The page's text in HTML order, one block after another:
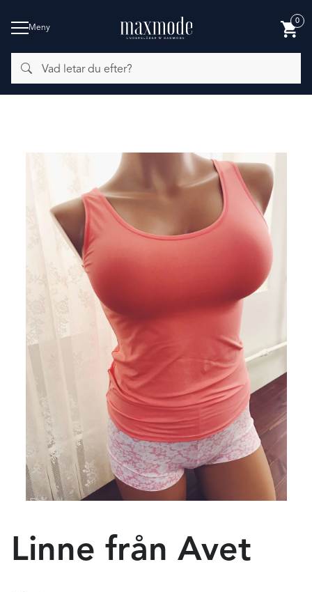
Meny
letar
du
efter?
0
BADMODE
Linne från Avet